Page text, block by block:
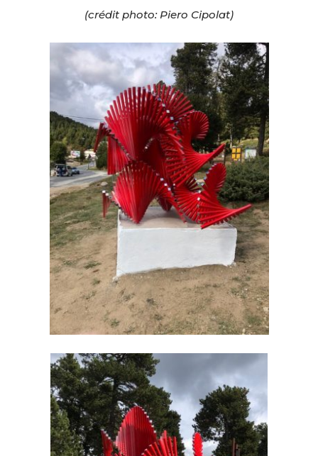
(crédit photo: Piero Cipolat)